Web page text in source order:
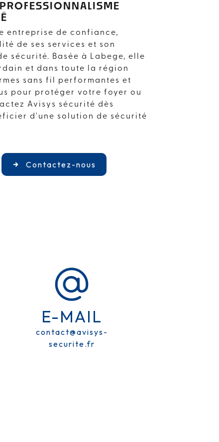
entreprise de confiance,
de ses services et son
sécurité. Basée à Labege, elle
et dans toute la région
sans fil performantes et
pour protéger votre foyer ou
Avisys sécurité dès
d'une solution de sécurité
Contactez-nous
E-MAIL
contact@avisys-
securite.fr